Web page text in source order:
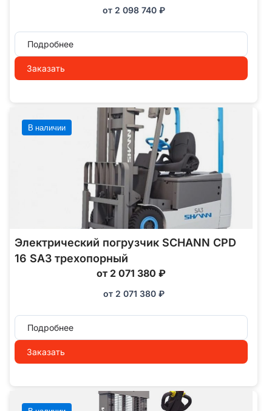
от 2 098 740 ₽
Подробнее
Заказать
В наличии
Электрический погрузчик SCHANN CPD
16 SA3 трехопорный
от 2 071 380 ₽
от 2 071 380 ₽
Подробнее
Заказать